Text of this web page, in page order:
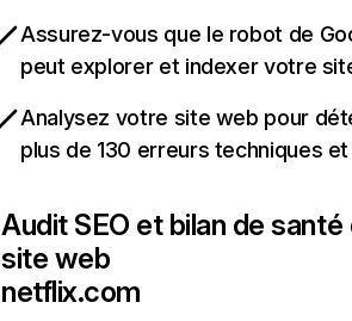
Assurez-vous que le robot de
peut explorer et indexer votre
Analysez votre site web pour
plus de 130 erreurs techniques et
Audit SEO et bilan de santé
site web
netflix.com